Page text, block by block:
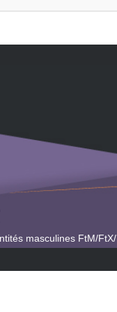
masculines FtM/